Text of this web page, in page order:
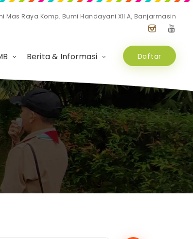
Mas Raya Komp. Bumi Handayani XII A, Banjarmasin
Berita & Informasi Daftar